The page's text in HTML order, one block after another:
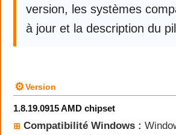
version, les systèmes
à jour et la description du
⚙Version
1.8.19.0915 AMD chipset
⊞ Compatibilité Windows :